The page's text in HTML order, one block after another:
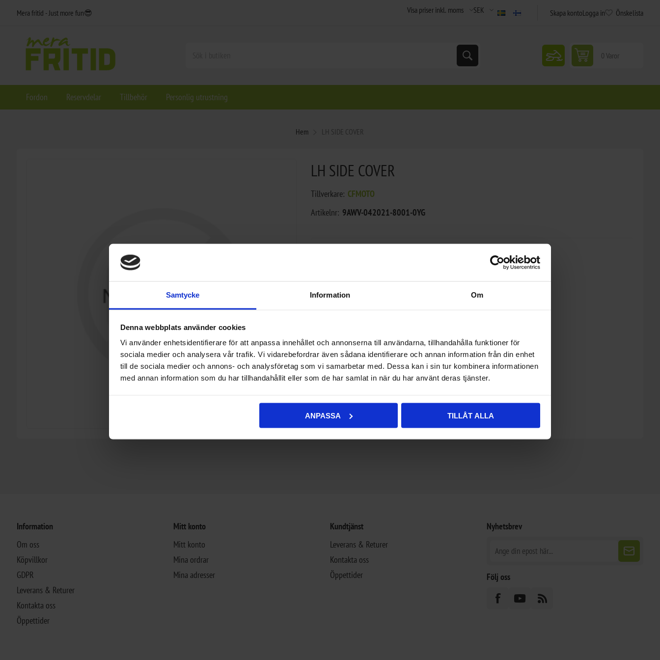
Samtycke Information Om
Denna webbplats använder cookies
Vi använder enhetsidentifierare för att anpassa innehållet och annonserna till användarna, tillhandahålla funktioner för
sociala medier och analysera vår trafik. Vi vidarebefordrar även sådana identifierare och annan information från din enhet
till de sociala medier och annons- och analysföretag som vi samarbetar med. Dessa kan i sin tur kombinera informationen
med annan information som du har tillhandahållit eller som de har samlat in när du har använt deras tjänster.
ANPASSA TILLÅT ALLA
Mera fritid - Just more fun😎 Skapa kontoLogga in Önskelista
snowmobile 0 Varor
Fordon Reservdelar Tillbehör Personlig utrustning
Hem LH SIDE COVER
LH SIDE COVER
Tillverkare: CFMOTO
Artikelnr: 9AWV-042021-8001-0YG
Onlinelager:Beställningsvara, beräknad leveranstid (Kontakta oss).
Ej lagervara i butik
Information
Om oss
Köpvillkor
GDPR
Leverans & Returer
Kontakta oss
Öppettider
Mitt konto
Mitt konto
Mina ordrar
Mina adresser
Kundtjänst
Leverans & Returer
Kontakta oss
Öppettider
Nyhetsbrev
Följ oss